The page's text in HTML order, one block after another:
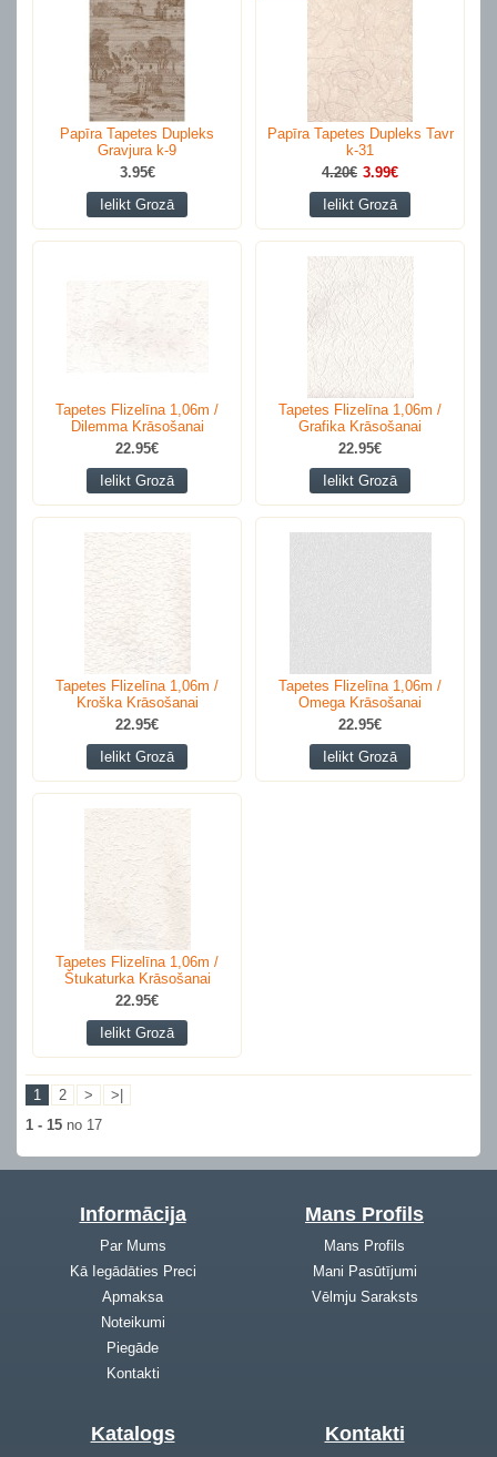
Papīra Tapetes Dupleks
Gravjura k-9
3.95€
Ielikt Grozā
Papīra Tapetes Dupleks Tavr
k-31
4.20€ 3.99€
Ielikt Grozā
Tapetes Flizelīna 1,06m /
Dilemma Krāsošanai
22.95€
Ielikt Grozā
Tapetes Flizelīna 1,06m /
Grafika Krāsošanai
22.95€
Ielikt Grozā
Tapetes Flizelīna 1,06m /
Kroška Krāsošanai
22.95€
Ielikt Grozā
Tapetes Flizelīna 1,06m /
Omega Krāsošanai
22.95€
Ielikt Grozā
Tapetes Flizelīna 1,06m /
Štukaturka Krāsošanai
22.95€
Ielikt Grozā
1 2 >
>|
1 - 15 no 17
Informācija
Par Mums
Kā Iegādāties Preci
Apmaksa
Noteikumi
Piegāde
Kontakti
Mans Profils
Mans Profils
Mani Pasūtījumi
Vēlmju Saraksts
Katalogs Kontakti